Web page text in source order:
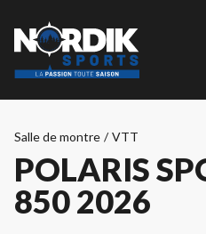
Salle de montre / VTT
POLARIS
850 2026